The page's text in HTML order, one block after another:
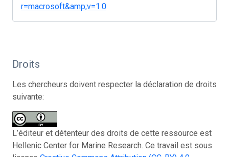
r=macrosoft&amp;v=1.0
Droits
Les chercheurs doivent respecter la déclaration de droits
suivante:
L’éditeur et détenteur des droits de cette ressource est
Hellenic Center for Marine Research. Ce travail est sous